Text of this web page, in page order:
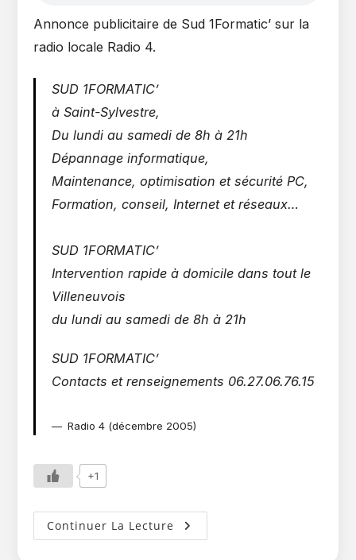
Annonce publicitaire de Sud 1Formatic’ sur la
radio locale Radio 4.
SUD 1FORMATIC’
à Saint-Sylvestre,
Du lundi au samedi de 8h à 21h
Dépannage informatique,
Maintenance, optimisation et sécurité PC,
Formation, conseil, Internet et réseaux…
SUD 1FORMATIC’
Intervention rapide à domicile dans tout le
Villeneuvois
du lundi au samedi de 8h à 21h
SUD 1FORMATIC’
Contacts et renseignements 06.27.06.76.15
Radio 4 (décembre 2005)
+1
Continuer La Lecture La